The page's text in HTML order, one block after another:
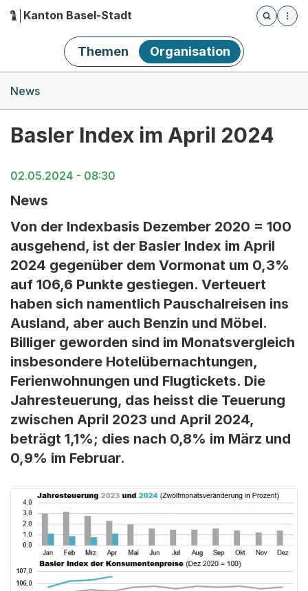
Hauptnavigation
Kanton Basel-Stadt
Öffnet
Themen Organisation
News
Basler Index im April 2024
02.05.2024 - 08:30
News
Von der Indexbasis Dezember 2020 = 100
ausgehend, ist der Basler Index im April
2024 gegenüber dem Vormonat um 0,3%
auf 106,6 Punkte gestiegen. Verteuert
haben sich namentlich Pauschalreisen ins
Ausland, aber auch Benzin und Möbel.
Billiger geworden sind im Monatsvergleich
insbesondere Hotelübernachtungen,
Ferienwohnungen und Flugtickets. Die
Jahresteuerung, das heisst die Teuerung
zwischen April 2023 und April 2024,
beträgt 1,1%; dies nach 0,8% im März und
0,9% im Februar.